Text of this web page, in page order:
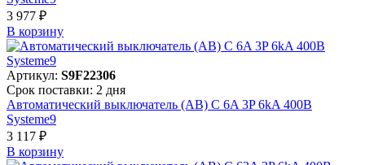
3 977 ₽
В корзинy
Артикул: S9F22306
Срок поставки: 2 дня
Автоматический выключатель (АВ) C 6A 3P 6kA 400В
Systeme9
3 117 ₽
В корзинy